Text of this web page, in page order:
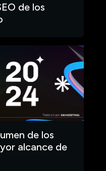
de los
de los
alcance de